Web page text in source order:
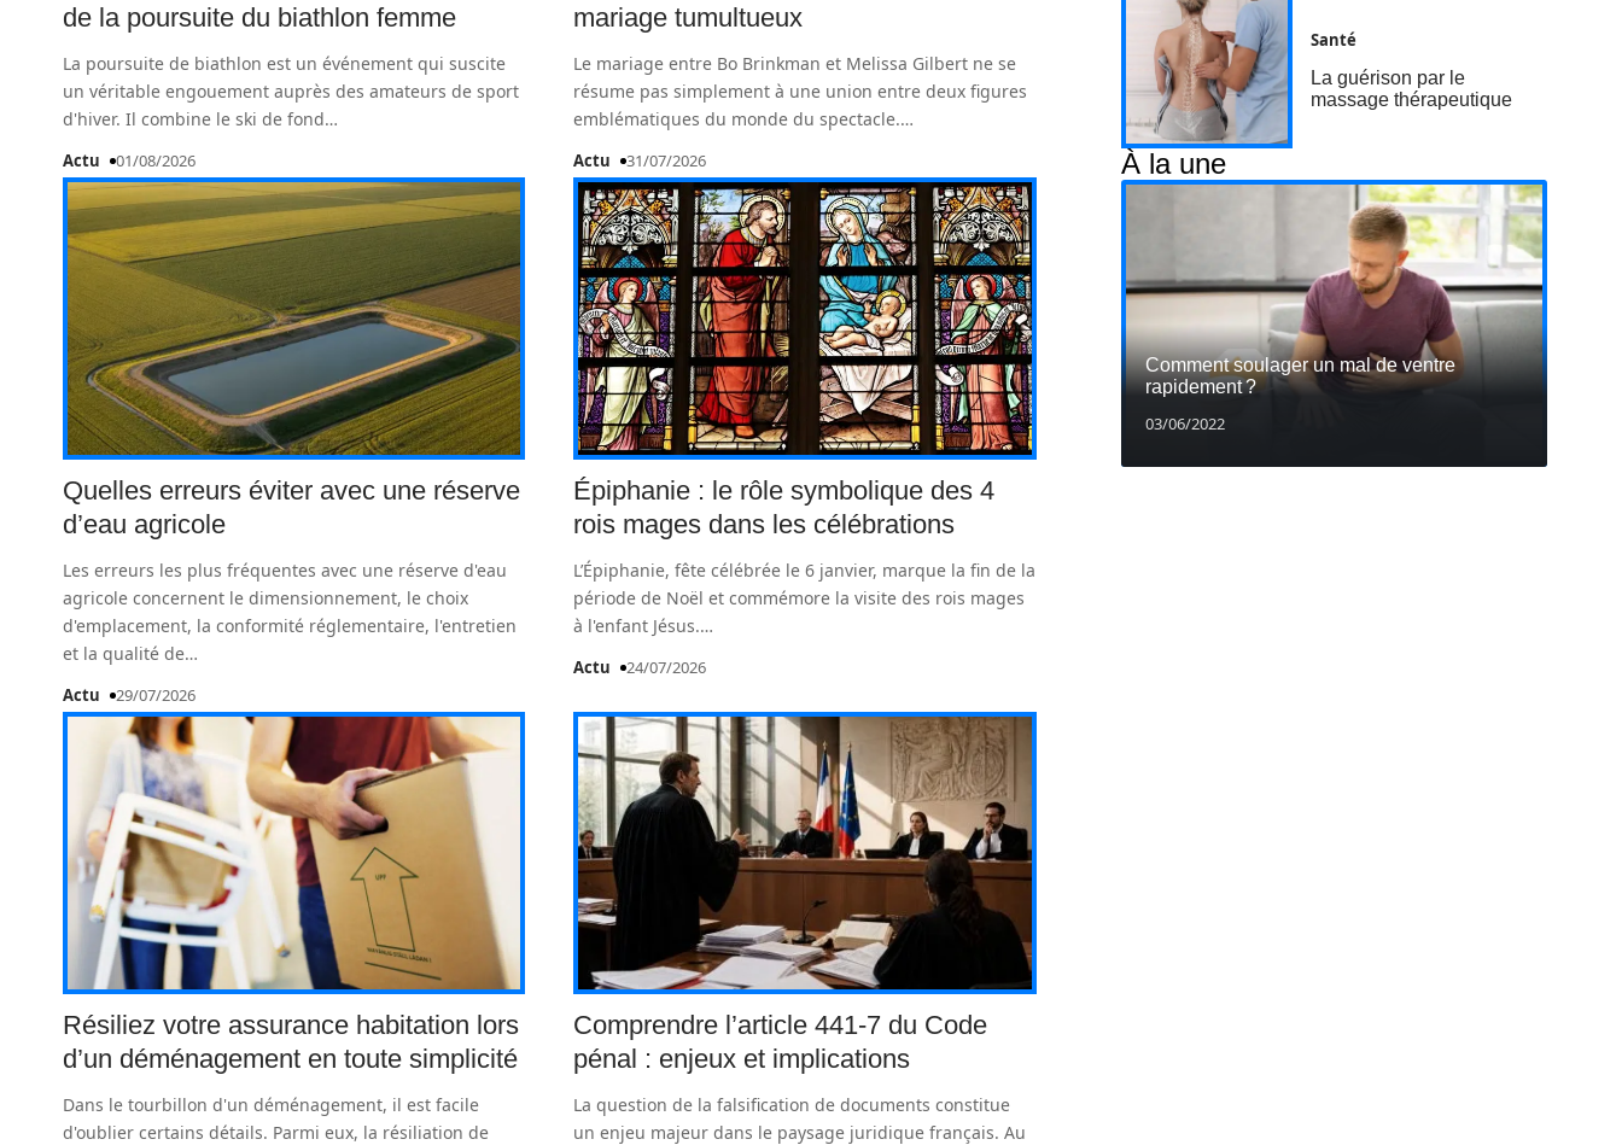
de la poursuite du biathlon femme
La poursuite de biathlon est un événement qui suscite
un véritable engouement auprès des amateurs de sport
d'hiver. Il combine le ski de fond…
Actu 01/08/2026
mariage tumultueux
Le mariage entre Bo Brinkman et Melissa Gilbert ne se
résume pas simplement à une union entre deux figures
emblématiques du monde du spectacle.…
Actu 31/07/2026
Quelles erreurs éviter avec une réserve
d’eau agricole
Les erreurs les plus fréquentes avec une réserve d'eau
agricole concernent le dimensionnement, le choix
d'emplacement, la conformité réglementaire, l'entretien
et la qualité de…
Actu 29/07/2026
Épiphanie : le rôle symbolique des 4
rois mages dans les célébrations
L’Épiphanie, fête célébrée le 6 janvier, marque la fin de la
période de Noël et commémore la visite des rois mages
à l'enfant Jésus.…
Actu 24/07/2026
Résiliez votre assurance habitation lors
d’un déménagement en toute simplicité
Dans le tourbillon d'un déménagement, il est facile
d'oublier certains détails. Parmi eux, la résiliation de
Comprendre l’article 441-7 du Code
pénal : enjeux et implications
La question de la falsification de documents constitue
un enjeu majeur dans le paysage juridique français. Au
Santé
La guérison par le
massage thérapeutique
À la une
Comment soulager un mal de ventre
rapidement ?
03/06/2022